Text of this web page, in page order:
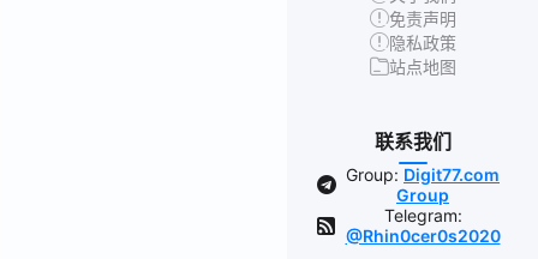
免责声明
隐私政策
站点地图
联系我们
Group: Digit77.com
Group
Telegram:
@Rhin0cer0s2020